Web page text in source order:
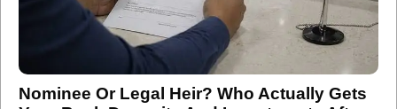
Nominee Or Legal Heir? Who Actually Gets